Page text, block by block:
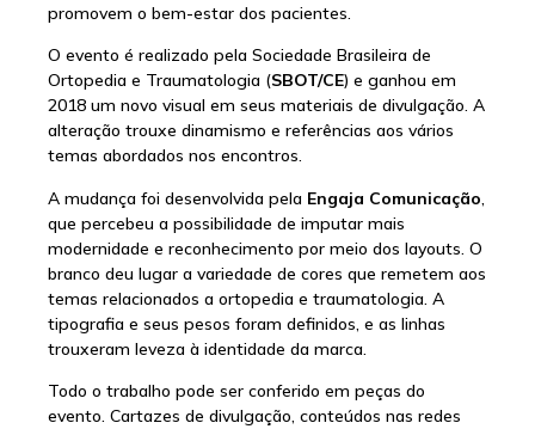
promovem o bem-estar dos pacientes.
O evento é realizado pela Sociedade Brasileira de
Ortopedia e Traumatologia (SBOT/CE) e ganhou em
2018 um novo visual em seus materiais de divulgação. A
alteração trouxe dinamismo e referências aos vários
temas abordados nos encontros.
A mudança foi desenvolvida pela Engaja Comunicação,
que percebeu a possibilidade de imputar mais
modernidade e reconhecimento por meio dos layouts. O
branco deu lugar a variedade de cores que remetem aos
temas relacionados a ortopedia e traumatologia. A
tipografia e seus pesos foram definidos, e as linhas
trouxeram leveza à identidade da marca.
Todo o trabalho pode ser conferido em peças do
evento. Cartazes de divulgação, conteúdos nas redes